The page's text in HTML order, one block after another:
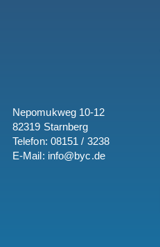
Nepomukweg 10-12
82319 Starnberg
Telefon: 08151 / 3238
E-Mail: info@byc.de